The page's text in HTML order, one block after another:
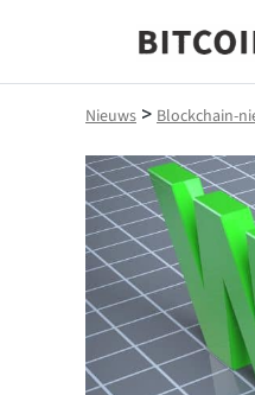
Bitcoin-
Nieuws > Blockchain-